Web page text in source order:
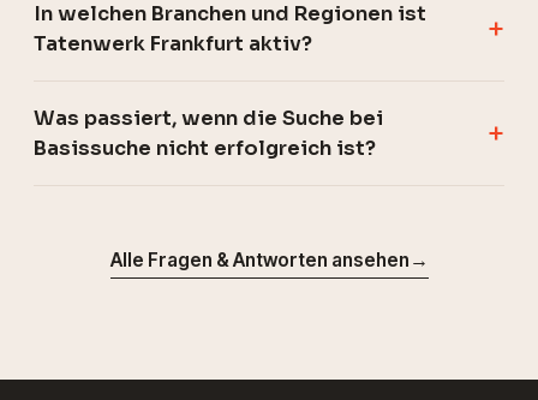
In welchen Branchen und Regionen ist
Tatenwerk Frankfurt aktiv?
Was passiert, wenn die Suche bei
Basissuche nicht erfolgreich ist?
Alle Fragen & Antworten ansehen →